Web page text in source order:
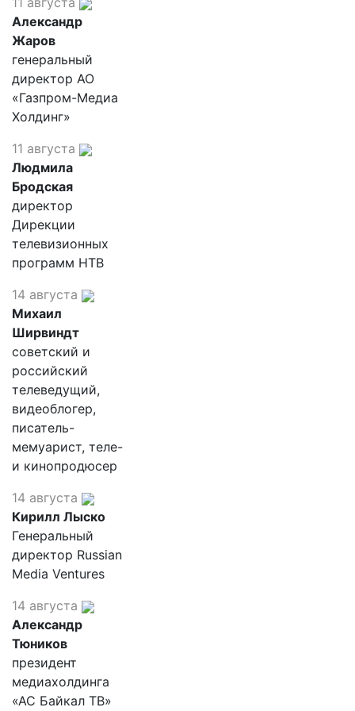
Александр
Жаров
генеральный
директор АО
«Газпром-Медиа
Холдинг»
11 августа
Людмила
Бродская
директор
Дирекции
телевизионных
программ НТВ
14 августа
Михаил
Ширвиндт
советский и
российский
телеведущий,
видеоблогер,
писатель-
мемуарист, теле-
и кинопродюсер
14 августа
Кирилл Лыско
Генеральный
директор Russian
Media Ventures
14 августа
Александр
Тюников
президент
медиахолдинга
«АС Байкал ТВ»